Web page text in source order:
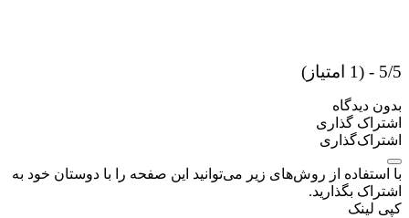
5/5 - (1 امتیاز)
بدون دیدگاه
اشتراک گذاری
اشتراک‌گذاری
با استفاده از روش‌های زیر می‌توانید این صفحه را با دوستان خود به
اشتراک بگذارید.
کپی لینک